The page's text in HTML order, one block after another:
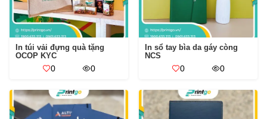
In túi vải đựng quà tặng
OCOP KYC
0 0
In sổ tay bìa da gáy còng
NCS
0 0